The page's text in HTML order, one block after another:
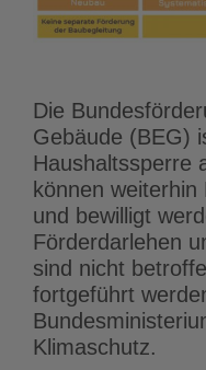
Die
Gebäude (BEG)
Haushaltssperre
können
und bewilligt
Förderdarlehen
sind nicht
fortgeführt
Klimaschutz.